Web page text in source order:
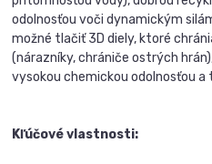
odolnosťou voči dynamickým
možné tlačiť 3D diely, ktoré
(nárazníky, chrániče ostrých
vysokou chemickou odolnosťou
Kľúčové vlastnosti: